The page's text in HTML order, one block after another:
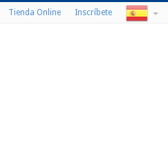
Tienda Online Inscríbete